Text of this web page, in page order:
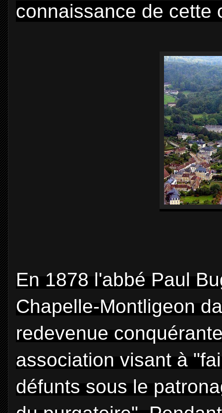
connaissance de cette
En 1878 l'abbé Paul
Chapelle-Montligeon
redevenue
association visant à
défunts sous le